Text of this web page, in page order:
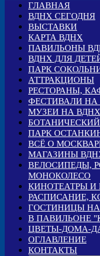
ГЛАВНАЯ
ВДНХ СЕГОДНЯ
ВЫСТАВКИ
КАРТА ВДНХ
ПАВИЛЬОНЫ
ВДНХ ДЛЯ
ПАРК
АТТРАКЦИОНЫ
РЕСТОРАНЫ,
ФЕСТИВАЛИ НА
МУЗЕИ НА ВДНХ
ПАРК
ВСЁ О
МАГАЗИНЫ
ВЕЛОСИПЕДЫ,
МОНОКОЛЕСО
КИНОТЕАТРЫ И
РАСПИСАНИЕ,
ГОСТИНИЦЫ
В ПАВИЛЬОНЕ
ЦВЕТЫ-ДОМА-
ОГЛАВЛЕНИЕ
КОНТАКТЫ